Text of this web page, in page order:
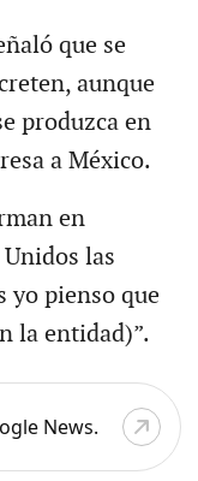
que se
aunque
produzca en
a México.
en
las
yo pienso que
la entidad)”.
News.